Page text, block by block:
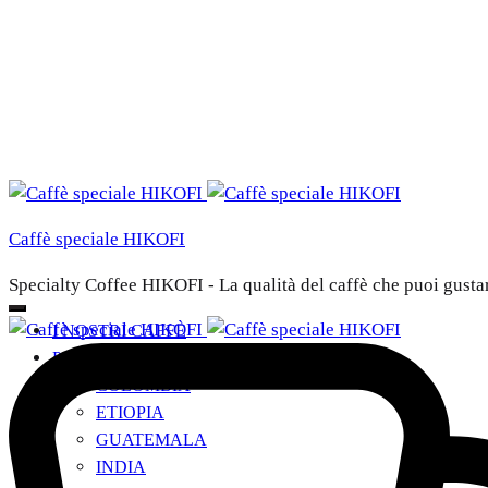
Caffè speciale HIKOFI
Specialty Coffee HIKOFI - La qualità del caffè che puoi
I NOSTRI CAFFÈ
PAESI DI ORIGINE
COLOMBIA
ETIOPIA
GUATEMALA
INDIA